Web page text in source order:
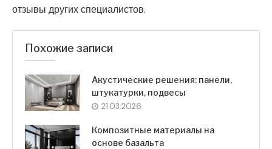
отзывы других специалистов.
Похожие записи
Акустические решения: панели,
штукатурки, подвесы
21.03.2026
Композитные материалы на
основе базальта